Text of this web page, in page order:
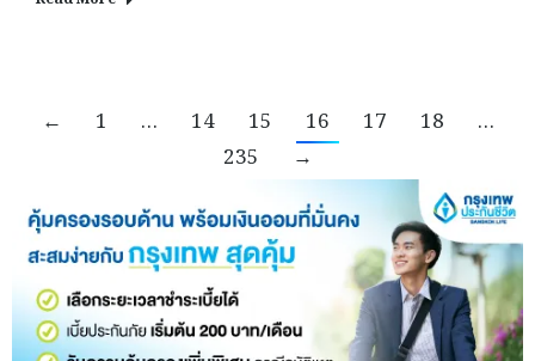
← 1 … 14 15 16 17 18
…
235
→